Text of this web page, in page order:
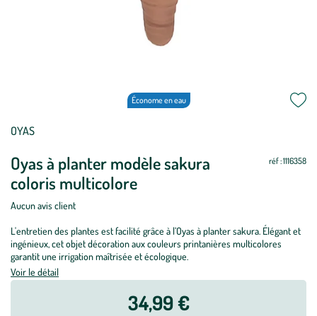
Économe en eau
OYAS
Oyas à planter modèle sakura
coloris multicolore
réf : 1116358
Aucun avis client
L'entretien des plantes est facilité grâce à l’Oyas à planter sakura. Élégant et
ingénieux, cet objet décoration aux couleurs printanières multicolores
garantit une irrigation maîtrisée et écologique.
Voir le détail
34,99 €